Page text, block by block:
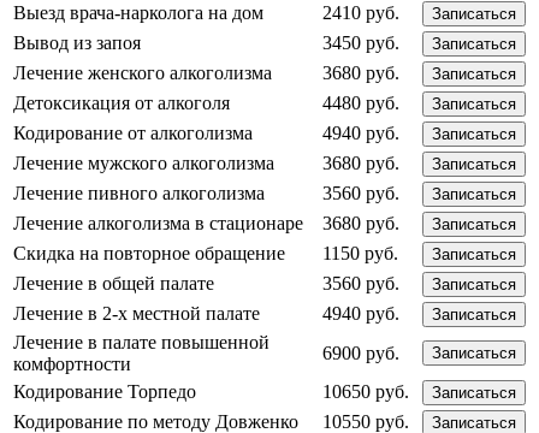
Выезд врача-нарколога на дом 2410 руб. Записаться
Вывод из запоя 3450 руб. Записаться
Лечение женского алкоголизма 3680 руб. Записаться
Детоксикация от алкоголя 4480 руб. Записаться
Кодирование от алкоголизма 4940 руб. Записаться
Лечение мужского алкоголизма 3680 руб. Записаться
Лечение пивного алкоголизма 3560 руб. Записаться
Лечение алкоголизма в стационаре 3680 руб. Записаться
Скидка на повторное обращение 1150 руб. Записаться
Лечение в общей палате 3560 руб. Записаться
Лечение в 2-х местной палате 4940 руб. Записаться
Лечение в палате повышенной
комфортности
6900 руб. Записаться
Кодирование Торпедо 10650 руб. Записаться
Кодирование по методу Довженко 10550 руб. Записаться